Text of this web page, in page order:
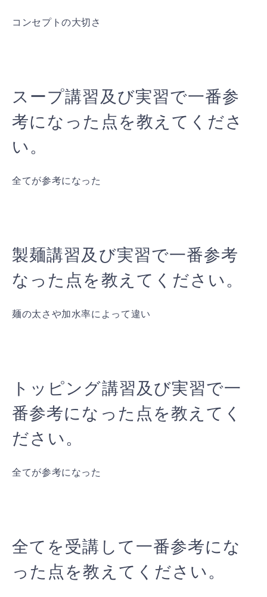
コンセプトの大切さ
スープ講習及び実習で一番参
考になった点を教えてくださ
い。
全てが参考になった
製麺講習及び実習で一番参考
なった点を教えてください。
麺の太さや加水率によって違い
トッピング講習及び実習で一
番参考になった点を教えてく
ださい。
全てが参考になった
全てを受講して一番参考にな
った点を教えてください。